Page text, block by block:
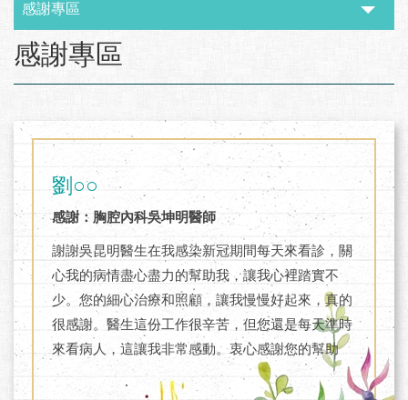
感謝專區
感謝專區
劉○○
感謝：胸腔內科吳坤明醫師
謝謝吳昆明醫生在我感染新冠期間每天來看診，關
心我的病情盡心盡力的幫助我，讓我心裡踏實不
少。您的細心治療和照顧，讓我慢慢好起來，真的
很感謝。醫生這份工作很辛苦，但您還是每天準時
來看病人，這讓我非常感動。衷心感謝您的幫助